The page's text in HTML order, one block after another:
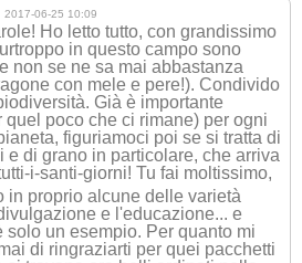
2017-06-25 10:09
Ho letto tutto, con grandissimo
in questo campo sono
non se ne sa mai abbastanza
con mele e pere!). Condivido
Già è importante
poco che ci rimane) per ogni
figuriamoci poi se si tratta di
e di grano in particolare, che arriva
i-santi-giorni! Tu fai moltissimo,
in proprio alcune delle varietà
e l'educazione... e
solo un esempio. Per quanto mi
di ringraziarti per quei pacchetti